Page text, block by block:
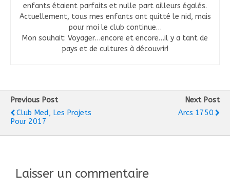
enfants étaient parfaits et nulle part ailleurs égalés.
Actuellement, tous mes enfants ont quitté le nid, mais
pour moi le club continue…
Mon souhait: Voyager…encore et encore…il y a tant de
pays et de cultures à découvrir!
Previous Post
Club Med, Les Projets
Pour 2017
Next Post
Arcs 1750
Laisser un commentaire